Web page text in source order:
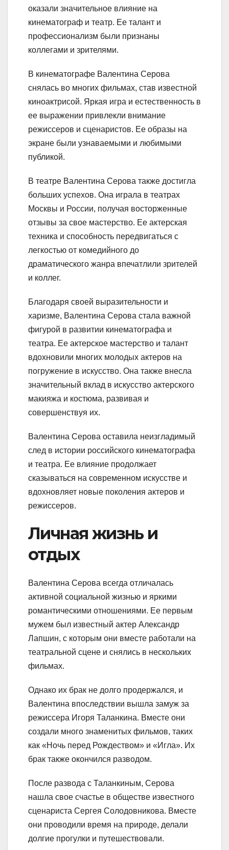
оказали значительное влияние на
кинематограф и театр. Ее талант и
профессионализм были признаны
коллегами и зрителями.
В кинематографе Валентина Серова
снялась во многих фильмах, став известной
киноактрисой. Яркая игра и естественность в
ее выражении привлекли внимание
режиссеров и сценаристов. Ее образы на
экране были узнаваемыми и любимыми
публикой.
В театре Валентина Серова также достигла
больших успехов. Она играла в театрах
Москвы и России, получая восторженные
отзывы за свое мастерство. Ее актерская
техника и способность передвигаться с
легкостью от комедийного до
драматического жанра впечатлили зрителей
и коллег.
Благодаря своей выразительности и
харизме, Валентина Серова стала важной
фигурой в развитии кинематографа и
театра. Ее актерское мастерство и талант
вдохновили многих молодых актеров на
погружение в искусство. Она также внесла
значительный вклад в искусство актерского
макияжа и костюма, развивая и
совершенствуя их.
Валентина Серова оставила неизгладимый
след в истории российского кинематографа
и театра. Ее влияние продолжает
сказываться на современном искусстве и
вдохновляет новые поколения актеров и
режиссеров.
Личная жизнь и
отдых
Валентина Серова всегда отличалась
активной социальной жизнью и яркими
романтическими отношениями. Ее первым
мужем был известный актер Александр
Лапшин, с которым они вместе работали на
театральной сцене и снялись в нескольких
фильмах.
Однако их брак не долго продержался, и
Валентина впоследствии вышла замуж за
режиссера Игоря Таланкина. Вместе они
создали много знаменитых фильмов, таких
как «Ночь перед Рождеством» и «Игла». Их
брак также окончился разводом.
После развода с Таланкиным, Серова
нашла свое счастье в обществе известного
сценариста Сергея Солодовникова. Вместе
они проводили время на природе, делали
долгие прогулки и путешествовали.